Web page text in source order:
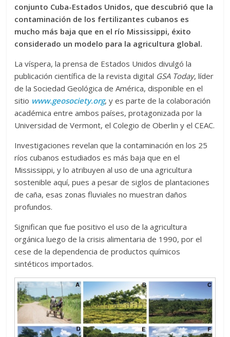
conjunto Cuba-Estados Unidos, que descubrió que la
contaminación de los fertilizantes cubanos es
mucho más baja que en el río Mississippi, éxito
considerado un modelo para la agricultura global.
La víspera, la prensa de Estados Unidos divulgó la
publicación científica de la revista digital GSA Today, líder
de la Sociedad Geológica de América, disponible en el
sitio www.geosociety.org, y es parte de la colaboración
académica entre ambos países, protagonizada por la
Universidad de Vermont, el Colegio de Oberlin y el CEAC.
Investigaciones revelan que la contaminación en los 25
ríos cubanos estudiados es más baja que en el
Mississippi, y lo atribuyen al uso de una agricultura
sostenible aquí, pues a pesar de siglos de plantaciones
de caña, esas zonas fluviales no muestran daños
profundos.
Significan que fue positivo el uso de la agricultura
orgánica luego de la crisis alimentaria de 1990, por el
cese de la dependencia de productos químicos
sintéticos importados.